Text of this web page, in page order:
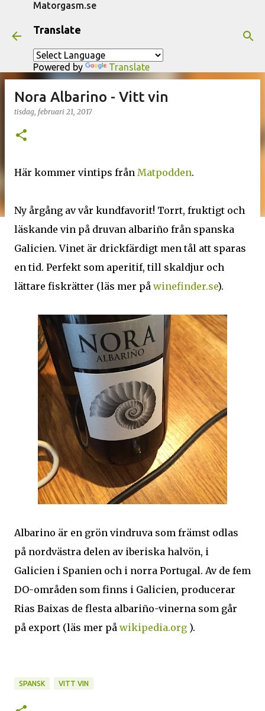
Matorgasm.se
Translate
Powered by Translate
Nora Albarino - Vitt vin
tisdag, februari 21, 2017
Här kommer vintips från Matpodden.
Ny årgång av vår kundfavorit! Torrt, fruktigt och
läskande vin på druvan albariño från spanska
Galicien. Vinet är drickfärdigt men tål att sparas
en tid. Perfekt som aperitif, till skaldjur och
lättare fiskrätter (läs mer på winefinder.se).
Albarino är en grön vindruva som främst odlas
på nordvästra delen av iberiska halvön, i
Galicien i Spanien och i norra Portugal. Av de fem
DO-områden som finns i Galicien, producerar
Rias Baixas de flesta albariño-vinerna som går
på export (läs mer på wikipedia.org ).
SPANSK VITT VIN